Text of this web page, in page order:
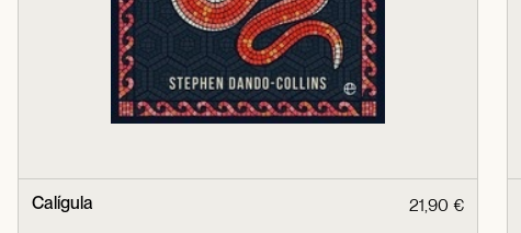
Calígula 21,90 €